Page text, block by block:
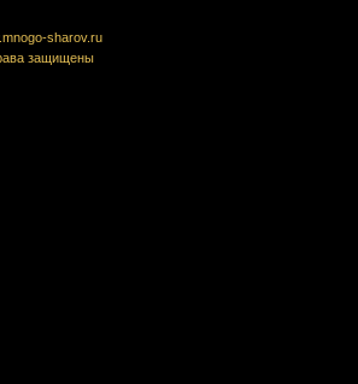
sharov.ru
защищены